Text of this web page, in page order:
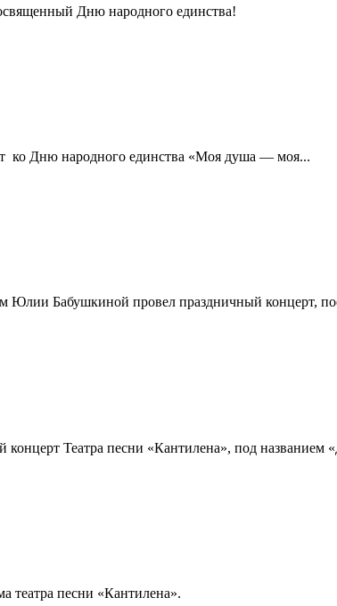
Дню народного единства!
ко Дню народного единства «Моя душа — моя...
Юлии Бабушкиной провел праздничный концерт,
концерт Театра песни «Кантилена», под названием
театра песни «Кантилена».